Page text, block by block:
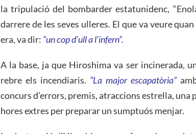
la tripulació del bombarder estatunidenc,
darrere de les seves ulleres. El que va veure
era, va dir: “un cop d’ull a l’infern”.
A la base, ja que Hiroshima va ser incinerada,
rebre els incendiaris. “La major escapatòria”
concurs d’errors, premis, atraccions estrella,
hores extres per preparar un sumptuós menjar.